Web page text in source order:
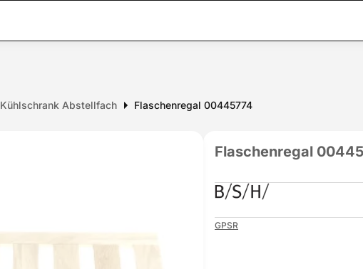
Kühlschrank Abstellfach Flaschenregal 00445774
Flaschenregal
GPSR